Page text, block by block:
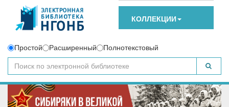
КОЛЛЕКЦИИ
Простой Расширенный Полнотекстовый